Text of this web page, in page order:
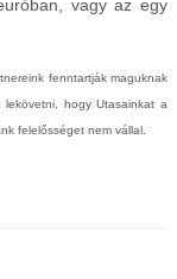
vagy az egy
fenntartják maguknak
lekövetni, hogy Utasainkat a
felelősséget nem vállal.